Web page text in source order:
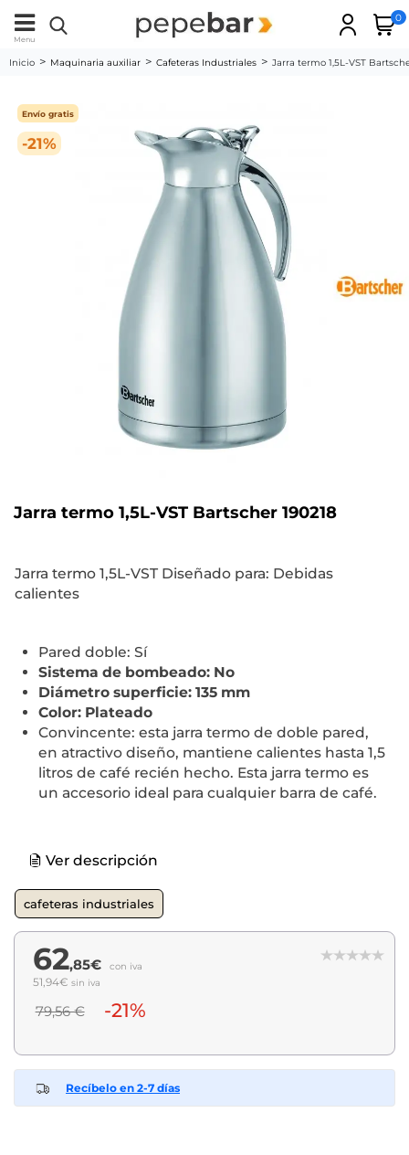
Menu
0
Inicio Maquinaria auxiliar Cafeteras Industriales Jarra termo 1,5L-VST
-21%
Envío gratis
Jarra termo 1,5L-VST Bartscher 190218
Jarra termo 1,5L-VST Diseñado para: Debidas
calientes
Pared doble: Sí
Sistema de bombeado: No
Diámetro superficie: 135 mm
Color: Plateado
Convincente: esta jarra termo de doble pared,
en atractivo diseño, mantiene calientes hasta 1,5
litros de café recién hecho. Esta jarra termo es
un accesorio ideal para cualquier barra de café.
Ver descripción
cafeteras industriales
62,85€ con iva
51,94€ sin iva
79,56 € -21%
Recíbelo en 2-7 días